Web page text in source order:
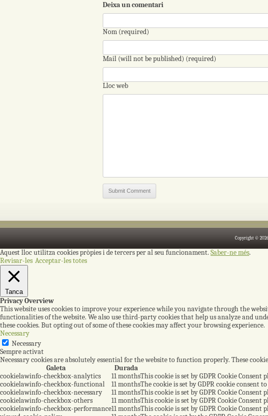
Deixa un comentari
Nom (required)
Mail (will not be published) (required)
Lloc web
Copyright © 2026
Aquest lloc utilitza cookies pròpies i de tercers per al seu funcionament. Saber-ne més.
Revisar-les Acceptar-les totes
Tanca
Privacy Overview
This website uses cookies to improve your experience while you navigate through the
functionalities of the website. We also use third-party cookies that help us analyze and
these cookies. But opting out of some of these cookies may affect your browsing experience.
Necessary
Necessary
Sempre activat
Necessary cookies are absolutely essential for the website to function properly. These
Galeta
Durada
cookielawinfo-checkbox-analytics
11 monthsThis cookie is set by GDPR Cookie
cookielawinfo-checkbox-functional
11 monthsThe cookie is set by GDPR cookie
cookielawinfo-checkbox-necessary
11 monthsThis cookie is set by GDPR Cookie
cookielawinfo-checkbox-others
11 monthsThis cookie is set by GDPR Cookie
cookielawinfo-checkbox-performance11 monthsThis cookie is set by GDPR Cookie